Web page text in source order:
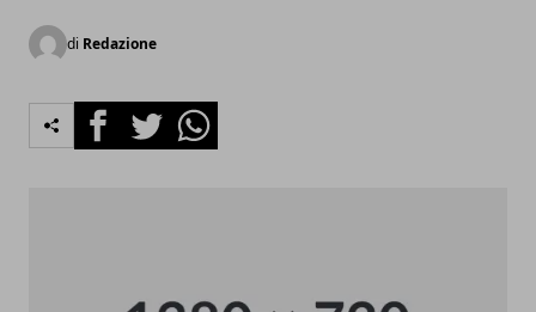
di Redazione
FacebookTwitterWhatsapp